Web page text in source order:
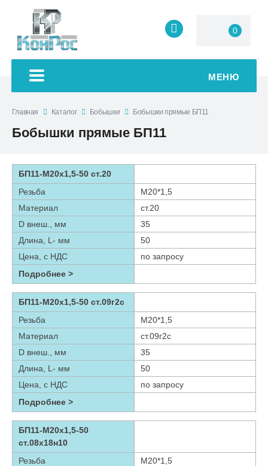
0
МЕНЮ
Главная Каталог Бобышки Бобышки прямые БП11
Бобышки прямые БП11
БП11-М20х1,5-50 ст.20
Резьба
М20*1,5
Материал
ст.20
D внеш., мм
35
Длина, L- мм
50
Цена, с НДС
по запросу
Подробнее >
БП11-М20х1,5-50 ст.09г2с
Резьба
М20*1,5
Материал
ст.09г2с
D внеш., мм
35
Длина, L- мм
50
Цена, с НДС
по запросу
Подробнее >
БП11-М20х1,5-50
ст.08х18н10
Резьба
М20*1,5